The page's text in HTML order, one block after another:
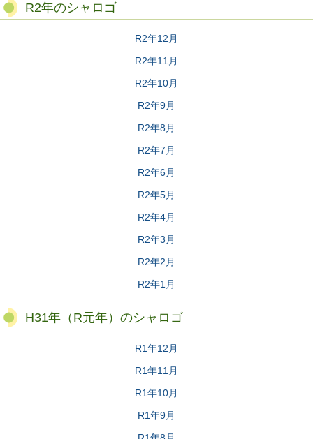
R2年のシャロゴ
R2年12月
R2年11月
R2年10月
R2年9月
R2年8月
R2年7月
R2年6月
R2年5月
R2年4月
R2年3月
R2年2月
R2年1月
H31年（R元年）のシャロゴ
R1年12月
R1年11月
R1年10月
R1年9月